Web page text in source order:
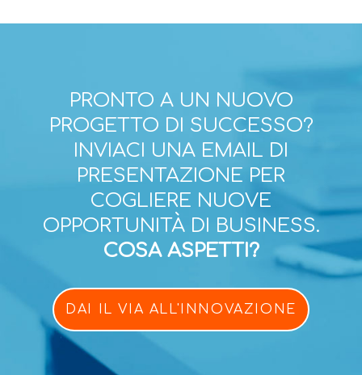
PRONTO A UN NUOVO
PROGETTO DI SUCCESSO?
INVIACI UNA EMAIL DI
PRESENTAZIONE PER
COGLIERE NUOVE
OPPORTUNITÀ DI BUSINESS.
COSA ASPETTI?
DAI IL VIA ALL'INNOVAZIONE